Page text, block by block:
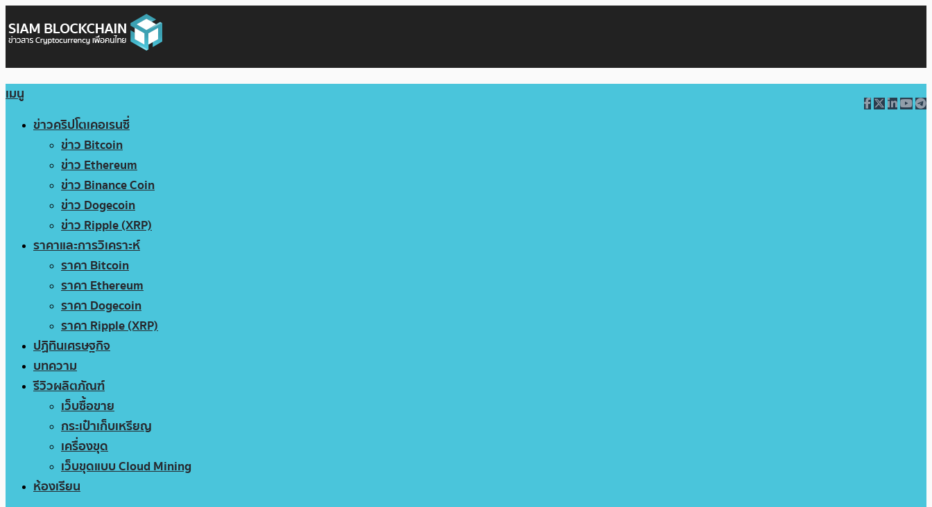
เมนู
ข่าวคริปโตเคอเรนซี่
ข่าว Bitcoin
ข่าว Ethereum
ข่าว Binance Coin
ข่าว Dogecoin
ข่าว Ripple (XRP)
ราคาและการวิเคราะห์
ราคา Bitcoin
ราคา Ethereum
ราคา Dogecoin
ราคา Ripple (XRP)
ปฏิทินเศรษฐกิจ
บทความ
รีวิวผลิตภัณฑ์
เว็บซื้อขาย
กระเป๋าเก็บเหรียญ
เครื่องขุด
เว็บขุดแบบ Cloud Mining
ห้องเรียน